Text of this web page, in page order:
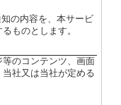
の内容を、本サービ
ものとします。
のコンテンツ、画面
社又は当社が定める